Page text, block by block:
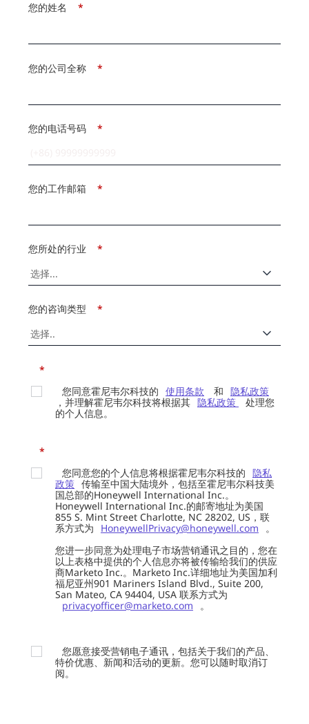
*
您的姓名
*
您的公司全称
*
您的电话号码
*
您的工作邮箱
*
您所处的行业
*
您的咨询类型
*
您同意霍尼韦尔科技的 使用条款 和 隐私政策
，并理解霍尼韦尔科技将根据其 隐私政策
处理您
的个人信息。
*
您同意您的个人信息将根据霍尼韦尔科技的 隐私
政策 传输至中国大陆境外，包括至霍尼韦尔科技美
国总部的Honeywell International Inc.。
Honeywell International Inc.的邮寄地址为美国
855 S. Mint Street Charlotte, NC 28202, US，联
系方式为
HoneywellPrivacy@honeywell.com
。
您进一步同意为处理电子市场营销通讯之目的，您在
以上表格中提供的个人信息亦将被传输给我们的供应
商Marketo Inc.。Marketo Inc.详细地址为美国加利
福尼亚州901 Mariners Island Blvd., Suite 200,
San Mateo, CA 94404, USA 联系方式为
privacyofficer@marketo.com
。
您愿意接受营销电子通讯，包括关于我们的产品、
特价优惠、新闻和活动的更新。您可以随时取消订
阅。